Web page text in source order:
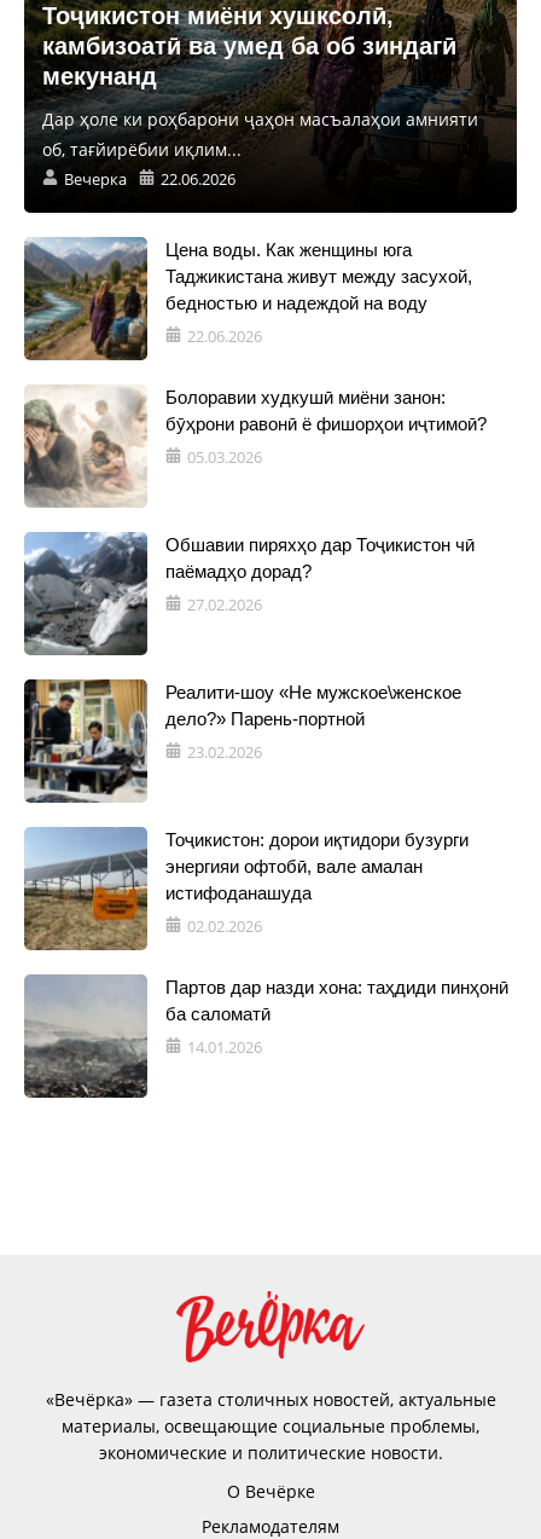
Тоҷикистон миёни хушксолӣ,
камбизоатӣ ва умед ба об зиндагӣ
мекунанд
Дар ҳоле ки роҳбарони ҷаҳон масъалаҳои амнияти
об, тағйирёбии иқлим...
Вечерка 22.06.2026
Цена воды. Как женщины юга
Таджикистана живут между засухой,
бедностью и надеждой на воду
22.06.2026
Болоравии худкушӣ миёни занон:
бӯҳрони равонӣ ё фишорҳои иҷтимоӣ?
05.03.2026
Обшавии пиряхҳо дар Тоҷикистон чӣ
паёмадҳо дорад?
27.02.2026
Реалити-шоу «Не мужское\женское
дело?» Парень-портной
23.02.2026
Тоҷикистон: дорои иқтидори бузурги
энергияи офтобӣ, вале амалан
истифоданашуда
02.02.2026
Партов дар назди хона: таҳдиди пинҳонӣ
ба саломатӣ
14.01.2026
«Вечёрка» — газета столичных новостей, актуальные
материалы, освещающие социальные проблемы,
экономические и политические новости.
О Вечёрке
Рекламодателям